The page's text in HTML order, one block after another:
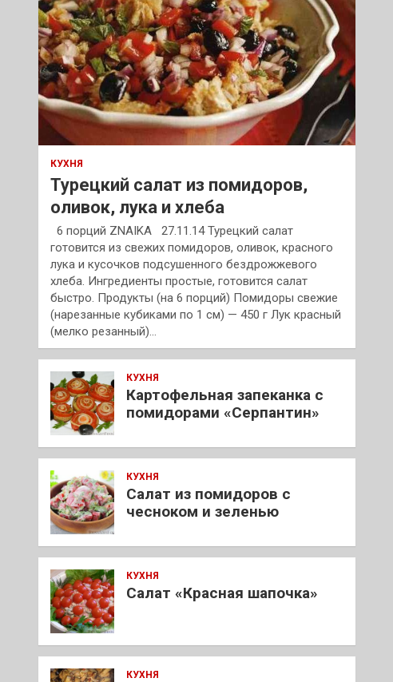
КУХНЯ
Турецкий салат из помидоров,
оливок, лука и хлеба
6 порций ZNAIKA 27.11.14 Турецкий салат
готовится из свежих помидоров, оливок, красного
лука и кусочков подсушенного бездрожжевого
хлеба. Ингредиенты простые, готовится салат
быстро. Продукты (на 6 порций) Помидоры свежие
(нарезанные кубиками по 1 см) — 450 г Лук красный
(мелко резанный)…
КУХНЯ
Картофельная запеканка с
помидорами «Серпантин»
КУХНЯ
Салат из помидоров с
чесноком и зеленью
КУХНЯ
Салат «Красная шапочка»
КУХНЯ